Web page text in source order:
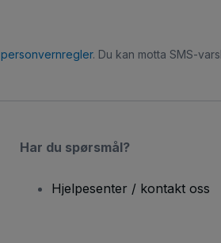
personvernregler. Du kan motta SMS-
Har du spørsmål?
Hjelpesenter / kontakt oss